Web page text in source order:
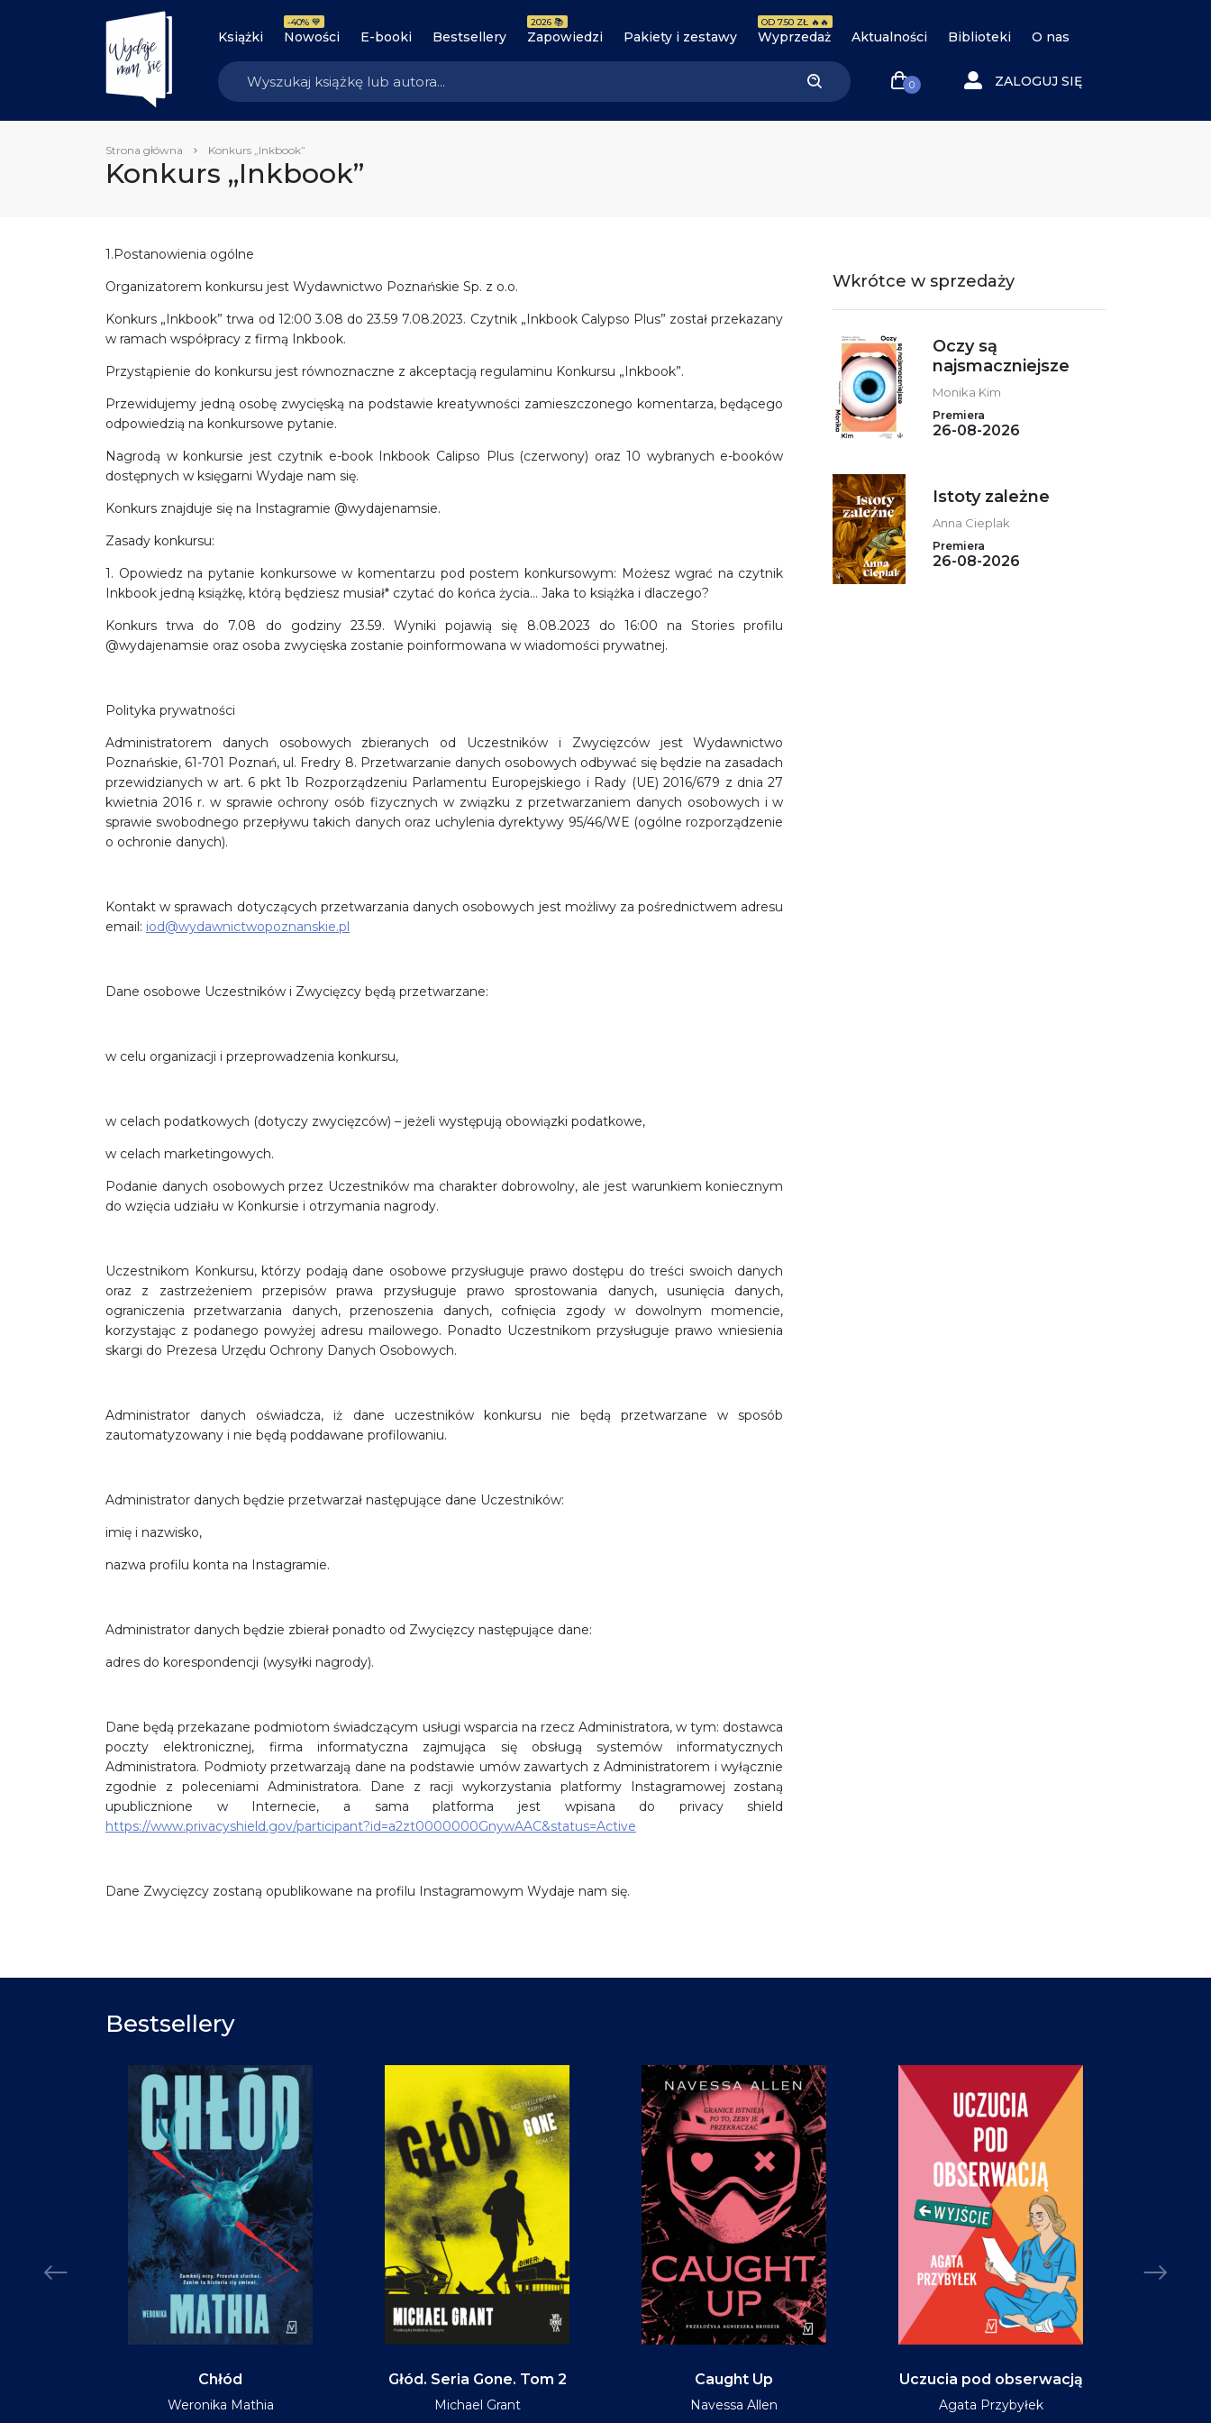
Książki Nowości
-40% 💙
E-booki Bestsellery Zapowiedzi
2026 📚
Pakiety i zestawy Wyprzedaż
OD 7.50 ZŁ 🔥🔥
Aktualności Biblioteki O nas
0 ZALOGUJ SIĘ
Strona główna Konkurs „Inkbook”
Konkurs „Inkbook”
1.Postanowienia ogólne
Organizatorem konkursu jest Wydawnictwo Poznańskie Sp. z o.o.
Konkurs „Inkbook” trwa od 12:00 3.08 do 23.59 7.08.2023. Czytnik „Inkbook Calypso Plus” został przekazany
w ramach współpracy z firmą Inkbook.
Przystąpienie do konkursu jest równoznaczne z akceptacją regulaminu Konkursu „Inkbook”.
Przewidujemy jedną osobę zwycięską na podstawie kreatywności zamieszczonego komentarza, będącego
odpowiedzią na konkursowe pytanie.
Nagrodą w konkursie jest czytnik e-book Inkbook Calipso Plus (czerwony) oraz 10 wybranych e-booków
dostępnych w księgarni Wydaje nam się.
Konkurs znajduje się na Instagramie @wydajenamsie.
Zasady konkursu:
1. Opowiedz na pytanie konkursowe w komentarzu pod postem konkursowym: Możesz wgrać na czytnik
Inkbook jedną książkę, którą będziesz musiał* czytać do końca życia… Jaka to książka i dlaczego?
Konkurs trwa do 7.08 do godziny 23.59. Wyniki pojawią się 8.08.2023 do 16:00 na Stories profilu
@wydajenamsie oraz osoba zwycięska zostanie poinformowana w wiadomości prywatnej.
Polityka prywatności
Administratorem danych osobowych zbieranych od Uczestników i Zwycięzców jest Wydawnictwo
Poznańskie, 61-701 Poznań, ul. Fredry 8. Przetwarzanie danych osobowych odbywać się będzie na zasadach
przewidzianych w art. 6 pkt 1b Rozporządzeniu Parlamentu Europejskiego i Rady (UE) 2016/679 z dnia 27
kwietnia 2016 r. w sprawie ochrony osób fizycznych w związku z przetwarzaniem danych osobowych i w
sprawie swobodnego przepływu takich danych oraz uchylenia dyrektywy 95/46/WE (ogólne rozporządzenie
o ochronie danych).
Kontakt w sprawach dotyczących przetwarzania danych osobowych jest możliwy za pośrednictwem adresu
email: iod@wydawnictwopoznanskie.pl
Dane osobowe Uczestników i Zwycięzcy będą przetwarzane:
w celu organizacji i przeprowadzenia konkursu,
w celach podatkowych (dotyczy zwycięzców) – jeżeli występują obowiązki podatkowe,
w celach marketingowych.
Podanie danych osobowych przez Uczestników ma charakter dobrowolny, ale jest warunkiem koniecznym
do wzięcia udziału w Konkursie i otrzymania nagrody.
Uczestnikom Konkursu, którzy podają dane osobowe przysługuje prawo dostępu do treści swoich danych
oraz z zastrzeżeniem przepisów prawa przysługuje prawo sprostowania danych, usunięcia danych,
ograniczenia przetwarzania danych, przenoszenia danych, cofnięcia zgody w dowolnym momencie,
korzystając z podanego powyżej adresu mailowego. Ponadto Uczestnikom przysługuje prawo wniesienia
skargi do Prezesa Urzędu Ochrony Danych Osobowych.
Administrator danych oświadcza, iż dane uczestników konkursu nie będą przetwarzane w sposób
zautomatyzowany i nie będą poddawane profilowaniu.
Administrator danych będzie przetwarzał następujące dane Uczestników:
imię i nazwisko,
nazwa profilu konta na Instagramie.
Administrator danych będzie zbierał ponadto od Zwycięzcy następujące dane:
adres do korespondencji (wysyłki nagrody).
Dane będą przekazane podmiotom świadczącym usługi wsparcia na rzecz Administratora, w tym: dostawca
poczty elektronicznej, firma informatyczna zajmująca się obsługą systemów informatycznych
Administratora. Podmioty przetwarzają dane na podstawie umów zawartych z Administratorem i wyłącznie
zgodnie z poleceniami Administratora. Dane z racji wykorzystania platformy Instagramowej zostaną
upublicznione w Internecie, a sama platforma jest wpisana do privacy shield
https://www.privacyshield.gov/participant?id=a2zt0000000GnywAAC&status=Active
Dane Zwycięzcy zostaną opublikowane na profilu Instagramowym Wydaje nam się.
Wkrótce w sprzedaży
Oczy są
najsmaczniejsze
Monika Kim
Premiera
26-08-2026
Istoty zależne
Anna Cieplak
Premiera
26-08-2026
Bestsellery
Chłód
Weronika Mathia
Głód. Seria Gone. Tom 2
Michael Grant
Caught Up
Navessa Allen
Uczucia pod obserwacją
Agata Przybyłek